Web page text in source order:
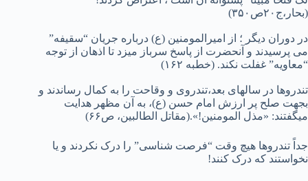
(بحار،ج۲۰ص۳۵۰)
در دوران دیگر ؛ از امیرالمومنین (ع)‌ درباره جریان “سقیفه”
می پرسیدند و آنحضرت از پاسخ سرباز میزد تا اذهان از توجه
“معاویه” غفلت نکند. (خطبه ۱۶۲)
تندروها در سالهای بعد،تندروی و وقاحت را به کمال رساندند و
بجهت صلح پر ارزش امام حسن (ع)، به آن مظهر هدایت
میگفتند: «مذل المومنین!».(مقاتل الطالبین، ص۶۶)
جداً تندروها هیچ وقت “فرصت شناسی” را درک نکردند و یا
نخواستند که درک کنند!